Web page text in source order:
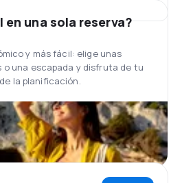
en una sola reserva?
y más fácil: elige unas
una escapada y disfruta de tu
la planificación.